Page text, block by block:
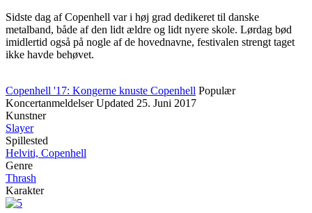
Sidste dag af Copenhell var i høj grad dedikeret til danske
metalband, både af den lidt ældre og lidt nyere skole. Lørdag bød
imidlertid også på nogle af de hovednavne, festivalen strengt taget
ikke havde behøvet.
Copenhell '17: Kongerne knuste Copenhell Populær
Koncertanmeldelser Updated 25. Juni 2017
Kunstner
Slayer
Spillested
Helviti, Copenhell
Genre
Thrash
Karakter